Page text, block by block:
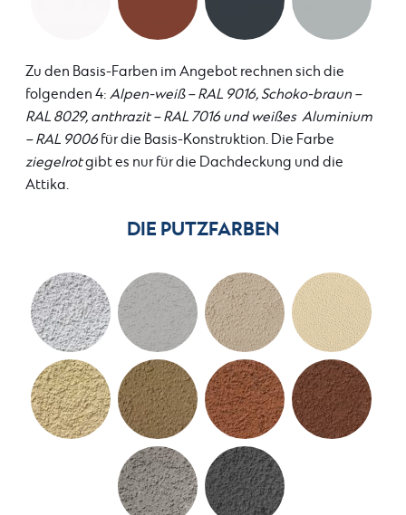
Zu den Basis-Farben im Angebot rechnen sich die
folgenden 4: Alpen-weiß – RAL 9016, Schoko-braun –
RAL 8029, anthrazit – RAL 7016 und weißes Aluminium
– RAL 9006für die Basis-Konstruktion. Die Farbe
ziegelrotgibt es nur für die Dachdeckung und die
Attika.
DIE PUTZFARBEN